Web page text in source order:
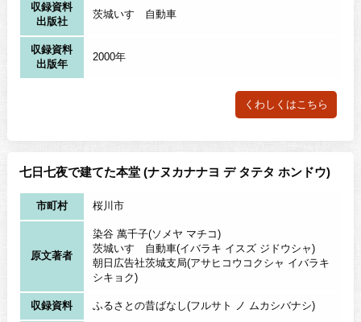
収録資料
出版社
茨城いすゞ自動車
収録資料
出版年
2000年
くわしくはこちら
七日七夜で建てた本堂 (ナヌカナナヨ デ タテタ ホンドウ)
市町村 桜川市
原文著者
染谷 萬千子(ソメヤ マチコ)
茨城いすゞ自動車(イバラキ イスズ ジドウシャ)
朝日広告社茨城支局(アサヒコウコクシャ イバラキ
シキョク)
収録資料 ふるさとの昔ばなし(フルサト ノ ムカシバナシ)